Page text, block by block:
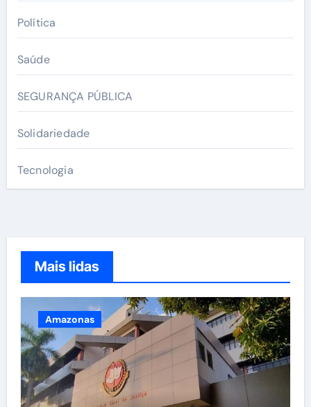
Política
Saúde
SEGURANÇA PÚBLICA
Solidariedade
Tecnologia
Mais lidas
Amazonas